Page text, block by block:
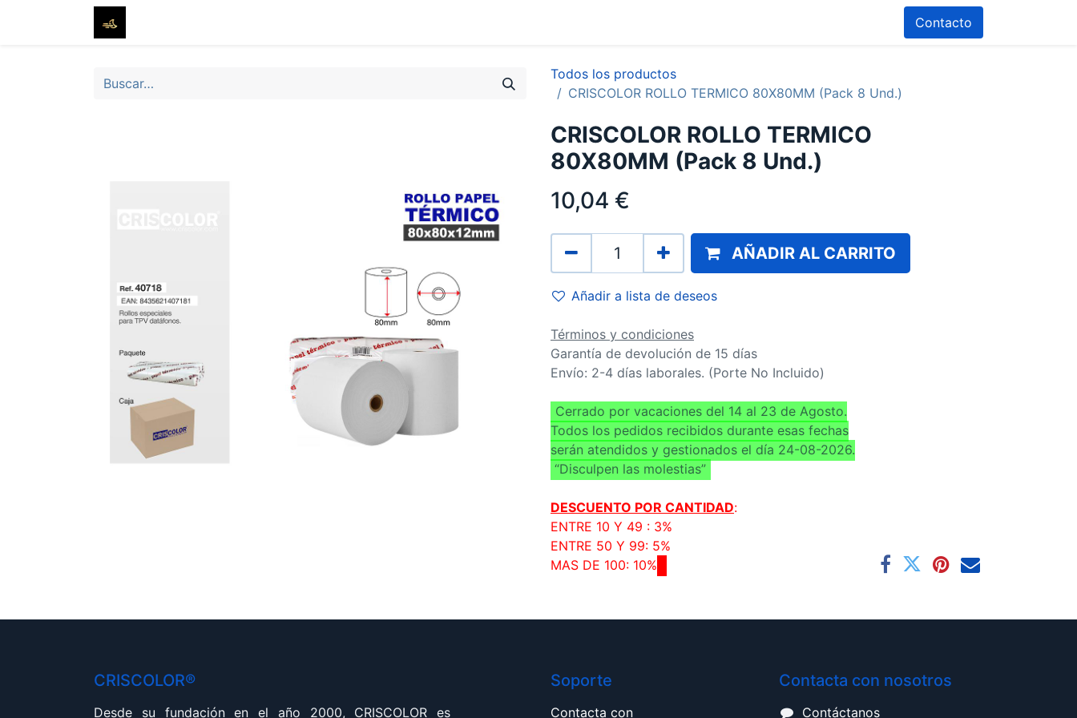
Contacto
Todos los productos
CRISCOLOR ROLLO TERMICO 80X80MM (Pack 8 Und.)
CRISCOLOR ROLLO TERMICO
80X80MM (Pack 8 Und.)
10,04 €
AÑADIR AL CARRITO
Añadir a lista de deseos
Términos y condiciones
Garantía de devolución de 15 días
Envío: 2-4 días laborales. (Porte No Incluido)
Cerrado por vacaciones del 14 al 23 de Agosto.
Todos los pedidos recibidos durante esas fechas
serán atendidos y gestionados el día 24-08-2026.
“Disculpen las molestias”
DESCUENTO POR CANTIDAD:
ENTRE 10 Y 49 : 3%
ENTRE 50 Y 99: 5%
MAS DE 100: 10%
CRISCOLOR®
Desde su fundación en el año 2000, CRISCOLOR es
Soporte
Contacta con
Contacta con nosotros
Contáctanos